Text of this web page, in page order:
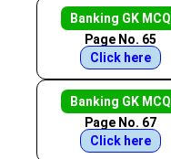
Banking GK MCQ
Page No. 65
Click here
Banking GK MCQ
Page No. 67
Click here